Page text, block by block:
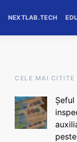
NEXTLAB.TECH
CELE MAI CITITE